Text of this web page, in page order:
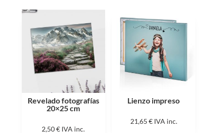
Revelado fotografías
20×25 cm
2,50€ IVA inc.
Lienzo impreso
21,65 € IVA inc.